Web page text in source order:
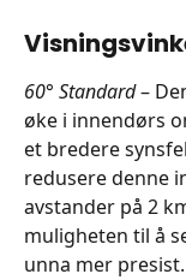
60° Standard –
øke i innendørs
et bredere
redusere denne
avstander på 2
muligheten til å
unna mer presist.